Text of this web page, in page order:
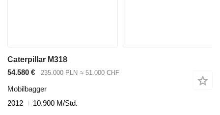
Caterpillar M318
54.580 €
235.000 PLN ≈ 51.000 CHF
Mobilbagger
2012
10.900 M/Std.